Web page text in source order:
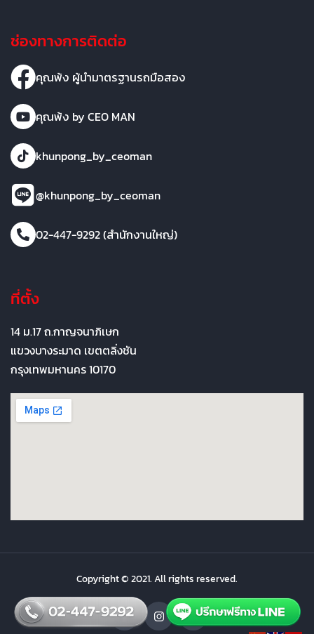
ช่องทางการติดต่อ
คุณพ้ง ผู้นำมาตรฐานรถมือสอง
คุณพ้ง by CEO MAN
khunpong_by_ceoman
@khunpong_by_ceoman
02-447-9292 (สำนักงานใหญ่)
ที่ตั้ง
14 ม.17 ถ.กาญจนาภิเษก
แขวงบางระมาด เขตตลิ่งชัน
กรุงเทพมหานคร 10170
Copyright © 2021. All rights reserved.